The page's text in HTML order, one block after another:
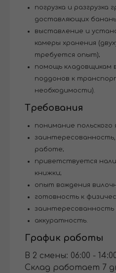
погрузка и разгрузка
доставляющих
выставление и
камеры хранения
требуется опыт);
помощь кладовщикам
поддонов к
необходимости).
Требования
понимание польского
работе;
приветствуется
книжки;
опыт вождения
готовность к
заинтересованность
аккуратность.
График работы
В 2 смены: 06:00 -
Склад работает 7